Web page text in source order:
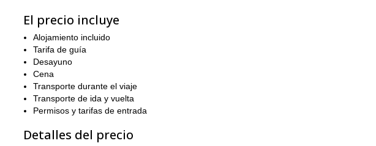
merecido descanso en los baños termales de
Después del desayuno, partiremos temprano en la mañana hacia
impresionante con
tendrás tiempo libre para explorarlo por tu cuenta. Luego volveremos a
No te pierdas esta increíble oportunidad. Envíame una solicitud y vive una aventura única
También guío unaversión más corta de este viaje, un tour por la jungla de 3 días
El precio incluye
Alojamiento incluido
Tarifa de guía
Desayuno
Cena
Transporte durante el viaje
Transporte de ida y vuelta
Permisos y tarifas de entrada
Detalles del precio